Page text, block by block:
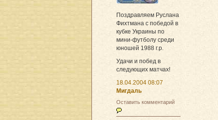
Поздравляем Руслана
Фихтмана с победой в
кубке Украины по
мини-футболу среди
юношей 1988 г.р.
Удачи и побед в
следующих матчах!
18.04.2004 08:07
Мигдаль
Оставить комментарий